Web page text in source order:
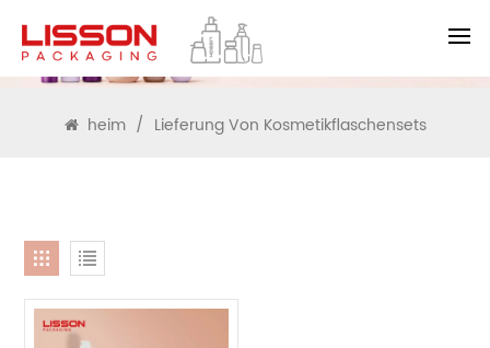
SUCHEN
heim / Lieferung Von Kosmetikflaschensets